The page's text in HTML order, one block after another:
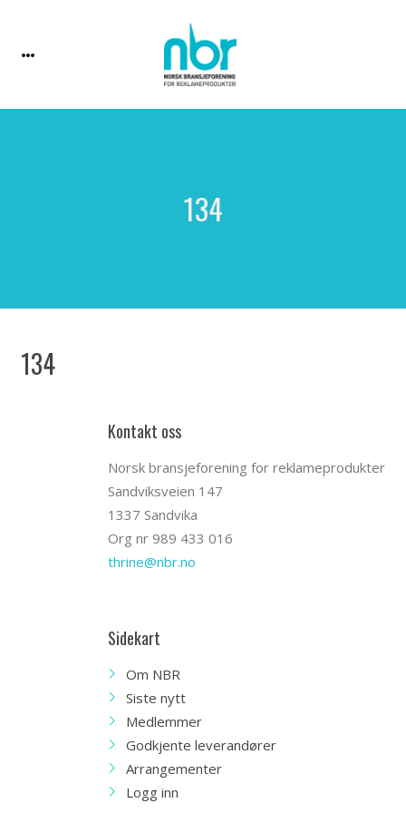
134
134
Kontakt oss
Norsk bransjeforening for reklameprodukter
Sandviksveien 147
1337 Sandvika
Org nr 989 433 016
thrine@nbr.no
Sidekart
Om NBR
Siste nytt
Medlemmer
Godkjente leverandører
Arrangementer
Logg inn